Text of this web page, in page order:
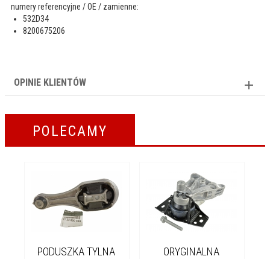
numery referencyjne / OE / zamienne:
532D34
8200675206
OPINIE KLIENTÓW
POLECAMY
PODUSZKA TYLNA
ORYGINALNA